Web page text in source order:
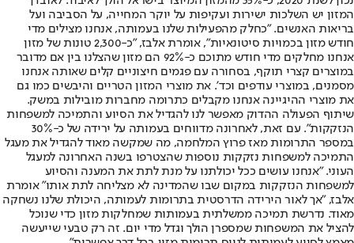
המזון יש השלכות ישירות ועקיפות על יוקר המחייה, על הסביבה ועל
בריאות האנשים. "כחלק מהפעילות שלנו בעמותה, אנחנו מצילים מדי
חודש מזון בכמויות סיטונאיות", אומרת אלבז, "כ-2,300 טונות של מזון
אנחנו מחלקים מדי חודש מתוכם כ-92% הם מזון שהצלנו בין אם מדובר
במוצרים קצרי תוקף, בסחורה עם פגמים חיצוניים קלים שאותה אנחנו
מסמנים, במוצרי עודפים וכד'. את מוצרי המזון הטריים והיבשים כמו גם
את מוצרי ההיגיינה אנחנו מקבלים כתרומה מחברות מובילות במשק.
שיתוף הפעולה ההדוק מאפשר לנו להגדיל את הסיוע והתמיכה למשפחות
הנזקקות". עם זאת, לאחרונה מדווחים בעמותה על ירידה של כ-30%
במספר התרומות מאז פרוץ המלחמה, מה שמקשה מאוד להגדיל את מעגל
התמיכה למשפחות נזקקות נוספות שהצטרפו בשנה האחרונה למעגל
העוני. "אנחנו עושים ככל יכולתנו על מנת לתת את המענה והסיוע
למשפחות הנזקקות במקום שבו שהמדינה לא מצליחה לתת אותו" אומרת
אלבז, "אך לאור הירידה הדרסטית בתרומות לעמותה, היכולת שלנו נשחקה
מאוד. נדרשת תמיכה ממשלתית בעמותות שמחלקות מזון כדי שנוכל
להציל את המשפחות שמספרן הולך וגדל מדי יום. זה רק טבעי שייעשה